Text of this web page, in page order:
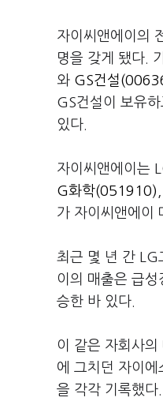
자이씨앤에이의
명을 갖게 됐다.
와 GS건설
GS건설이 보유
있다.
자이씨앤에이는
G화학(051910)
가 자이씨앤에이
최근 몇 년 간 LG
이의 매출은 급
승한 바 있다.
이 같은 자회사
에 그치던 자이
을 각각 기록했다.